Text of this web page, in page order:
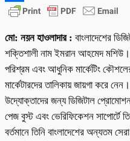
Share
মো: নয়ন হাওলাদার : বাংলাদেশের
শক্তিশালী নাম ইমরান আহমেদ
পরিশ্রম এবং আধুনিক মার্কেটিং কৌশলের
মার্কেটারদের তালিকায় জায়গা করে
উদ্যোক্তাদের জন্য ডিজিটাল
পেজ বুস্ট এবং ভেরিফিকেশন সাপোর্টে
বর্তমানে তিনি বাংলাদেশের অন্যতম